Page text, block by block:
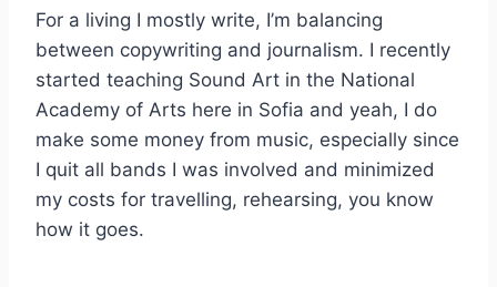
For a living I mostly write, I’m balancing
between copywriting and journalism. I recently
started teaching Sound Art in the National
Academy of Arts here in Sofia and yeah, I do
make some money from music, especially since
I quit all bands I was involved and minimized
my costs for travelling, rehearsing, you know
how it goes.